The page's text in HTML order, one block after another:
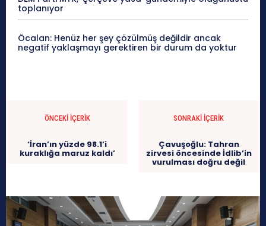
toplanıyor
Öcalan: Henüz her şey çözülmüş değildir ancak
negatif yaklaşmayı gerektiren bir durum da yoktur
ÖNCEKI İÇERIK
‘İran’ın yüzde 98.1’i
kuraklığa maruz kaldı’
SONRAKI İÇERIK
Çavuşoğlu: Tahran
zirvesi öncesinde İdlib’in
vurulması doğru değil